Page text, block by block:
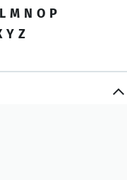
L M N O P
Y Z